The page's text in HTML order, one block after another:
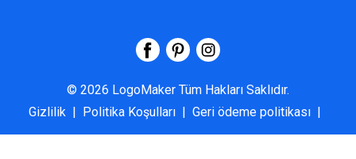
© 2026 LogoMaker Tüm Hakları Saklıdır.
Gizlilik | Politika Koşulları | Geri ödeme politikası |